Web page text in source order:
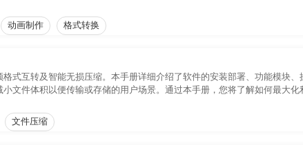
动画制作 格式转换
式互转及智能无损压缩。本手册详细介绍了软件的安装部署、功能模块
文件体积以便传输或存储的用户场景。通过本手册，您将了解如何最大化
文件压缩